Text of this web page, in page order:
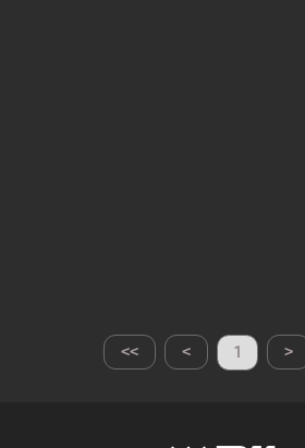
>> > 1 <